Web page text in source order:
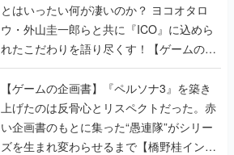
とはいったい何が凄いのか？ ヨコオタロ
ウ・外山圭一郎らと共に『ICO』に込めら
れたこだわりを語り尽くす！【ゲームの企
画書】
【ゲームの企画書】『ペルソナ3』を築き
上げたのは反骨心とリスペクトだった。赤
い企画書のもとに集った“愚連隊”がシリー
ズを生まれ変わらせるまで【橋野桂インタ